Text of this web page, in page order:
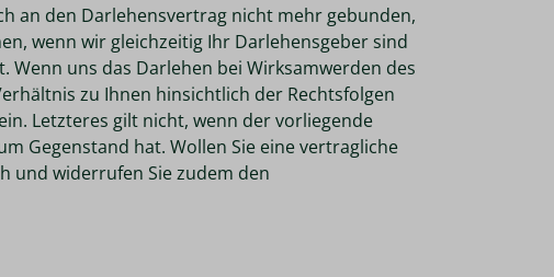
an den Darlehensvertrag nicht mehr gebunden,
wenn wir gleichzeitig Ihr Darlehensgeber sind
uns das Darlehen bei Wirksamwerden des
zu Ihnen hinsichtlich der Rechtsfolgen
Letzteres gilt nicht, wenn der vorliegende
Gegenstand hat. Wollen Sie eine vertragliche
und widerrufen Sie zudem den